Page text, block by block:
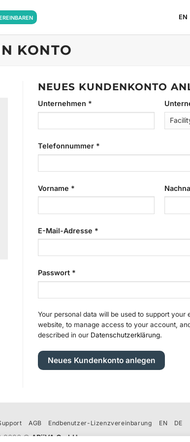
EN
KONTO
NEUES KUNDENKONTO
Unternehmen *
Telefonnummer *
Vorname *
E-Mail-Adresse *
Passwort *
Your personal data will be used to support your
website, to manage access to your account,
described in our Datenschutzerklärung.
Neues Kundenkonto anlegen
AGB Endbenutzer-Lizenzvereinbarung EN DE
2026 ©ARiiVA GmbH